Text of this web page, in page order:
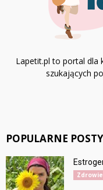
Lapetit.pl to portal dla
szukających
POPULARNE POSTY
Zdrowie